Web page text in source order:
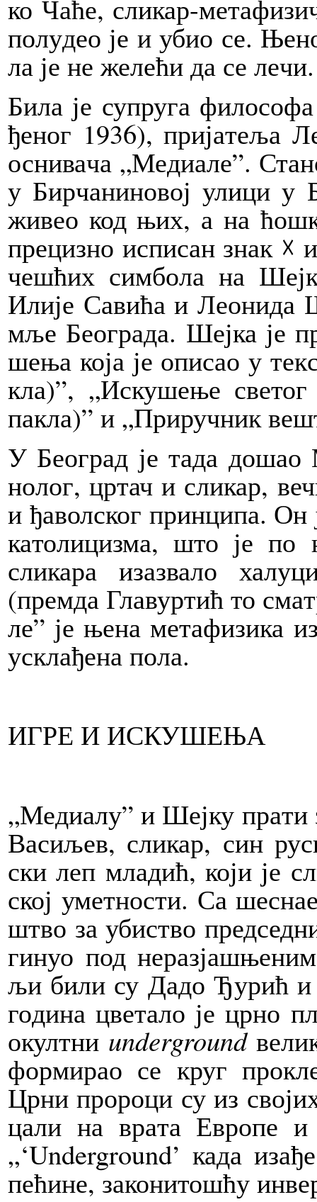
ко Ча­ће, сли­кар-
по­лу­део је и убио се.
ла је не же­ле­ћи да се ле­чи.
Би­ла је су­пру­га
ђе­ног 1936), при­ја­те­ља
осни­ва­ча „Ме­ди­а­ле”.
у Бир­ча­ни­но­вој ули­ци у
жи­вео код њих, а на
пре­ци­зно ис­пи­сан знак ☓
че­шћих сим­бо­ла на
Или­је Са­ви­ћа и Ле­о­ни­да
мље Бе­о­гра­да. Шеј­ка је
ше­ња ко­ја је опи­сао у
кла)”, „Ис­ку­ше­ње
па­кла)” и „При­руч­ник
У Бе­о­град је та­да
но­лог, цр­тач и сли­кар,
и ђа­вол­ског прин­ци­па. Он
ка­то­ли­ци­зма, што је по
сли­ка­ра иза­зва­ло
(прем­да Гла­вур­тић то
ле” је ње­на ме­та­фи­зи­ка
ускла­ђе­на по­ла.
ИГРЕ И ИС­КУ­ШЕ­ЊА
„Ме­ди­а­лу” и Шеј­ку пра­ти
Ва­си­љев, сли­кар, син
ски леп мла­дић, ко­ји је
ској умет­но­сти. Са
штво за уби­ство
ги­нуо под
љи би­ли су Да­до Ђу­рић и
го­ди­на цве­та­ло је цр­но
окулт­ни underground
фор­ми­рао се круг
Цр­ни про­ро­ци су из
ца­ли на вра­та Евро­пе и
„‘Un­der­gro­und’ ка­да
пе­ћи­не, за­ко­ни­то­шћу